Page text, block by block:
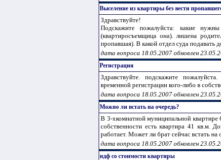
Выселение из квартиры без вести
Здравствуйте!
Подскажите пожалуйста: какие
(квартиросъемщица она). лишена
пропавшая). В какой отдел суда подавать
дата вопроса 18.05.2007 обновлен
Регистрация
Здравствуйте. подскажите
временной регистрации кого-либо в
дата вопроса 18.05.2007 обновлен
Можно ли встать на очередь?
В 3-хкомнатной муниципальной
собственности есть квартира 41 кв.м.
работает. Может ли брат сейчас встать на
дата вопроса 18.05.2007 обновлен
ндф со стоимости квартиры